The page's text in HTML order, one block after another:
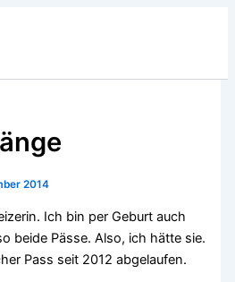
2014
Ich bin per Geburt auch
beide Pässe. Also, ich hätte sie.
Pass seit 2012 abgelaufen.